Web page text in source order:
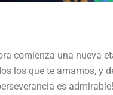
comienza una nueva
los que te amamos, y
es